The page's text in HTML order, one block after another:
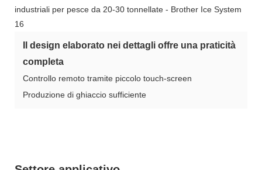
Il design elaborato nei dettagli offre una praticità
completa
Controllo remoto tramite piccolo touch-screen
Produzione di ghiaccio sufficiente